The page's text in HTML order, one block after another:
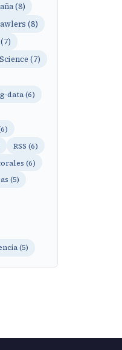
(8)
(8)
(7)
data (6)
RSS (6)
(6)
(5)
(5)